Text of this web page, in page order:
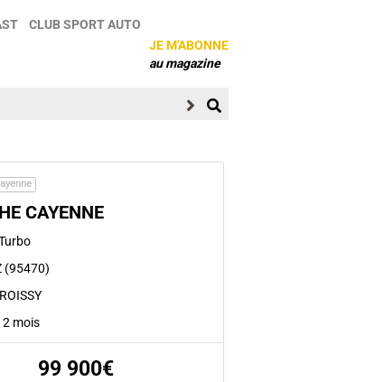
CLUB SPORT AUTO
JE M'ABONNE
au magazine
CAYENNE
(95470)
2 mois
99 900€